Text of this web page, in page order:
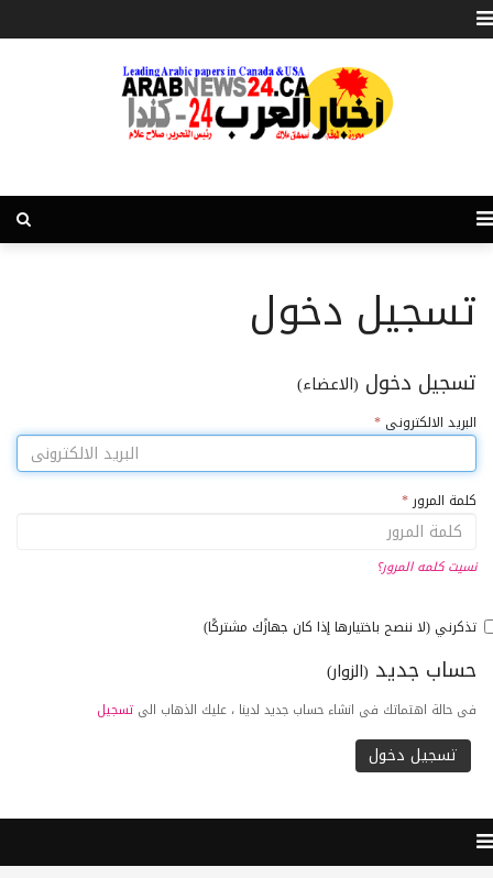
تسجيل دخول
تسجيل دخول (الاعضاء)
البريد الالكترونى *
كلمة المرور *
نسيت كلمه المرور؟
تذكرني (لا ننصح باختيارها إذا كان جهازًك مشتركًا)
حساب جديد (الزوار)
فى حالة اهتماتك فى انشاء حساب جديد لدينا ، عليك الذهاب الى تسجيل